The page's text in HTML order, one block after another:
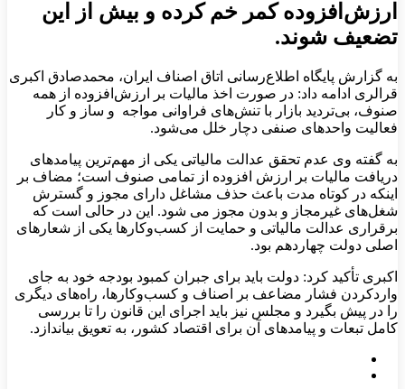
ارزش‌افزوده کمر خم کرده و بیش از این
تضعیف شوند.
به گزارش پایگاه اطلاع‌رسانی اتاق اصناف ایران، محمدصادق اکبری
قرالری ادامه داد: در صورت اخذ مالیات بر ارزش‌افزوده از همه
صنوف، بی‌تردید بازار با تنش‌های فراوانی مواجه و ساز و کار
فعالیت واحدهای صنفی دچار خلل می‌شود.
به گفته وی عدم تحقق عدالت مالیاتی یکی از مهم‌ترین پیامدهای
دریافت مالیات بر ارزش افزوده از تمامی صنوف است؛ مضاف بر
اینکه در کوتاه مدت باعث حذف مشاغل دارای مجوز و گسترش
شغل‌های غیرمجاز و بدون مجوز می شود. این در حالی است که
برقراری عدالت مالیاتی و حمایت از کسب‌وکارها یکی از شعارهای
اصلی دولت چهاردهم بود.
اکبری تأکید کرد: دولت باید برای جبران کمبود بودجه خود به جای
واردکردن فشار مضاعف بر اصناف و کسب‌وکارها، راه‌های دیگری
را در پیش بگیرد و مجلس نیز باید اجرای این قانون را تا بررسی
کامل تبعات و پیامدهای آن برای اقتصاد کشور، به تعویق بیاندازد.